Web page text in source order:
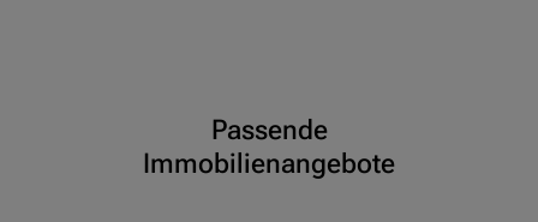
Passende
Immobilienangebote